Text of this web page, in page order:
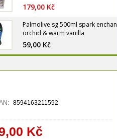
179,00 Kč
Palmolive sg 500ml spark enchan
orchid & warm vanilla
59,00 Kč
8594163211592
Kč